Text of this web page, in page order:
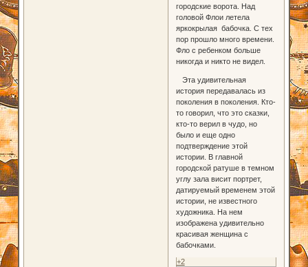
городские ворота. Над
головой Флои летела
яркокрылая бабочка. С тех
пор прошло много времени.
Фло с ребенком больше
никогда и никто не видел.
Эта удивительная
история передавалась из
поколения в поколения. Кто-
то говорил, что это сказки,
кто-то верил в чудо, но
было и еще одно
подтверждение этой
истории. В главной
городской ратуше в темном
углу зала висит портрет,
датируемый временем этой
истории, не известного
художника. На нем
изображена удивительно
красивая женщина с
бабочками.
+2